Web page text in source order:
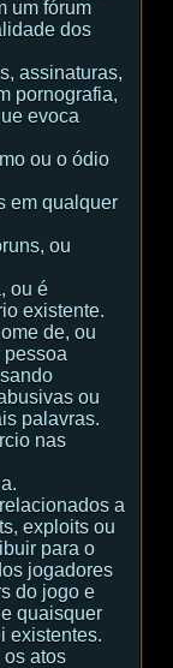
um fórum
dos
assinaturas,
pornografia,
evoca
ou o ódio
em qualquer
ou
ou é
existente.
de, ou
pessoa
ou
palavras.
nas
a
exploits ou
para o
jogadores
do jogo e
quaisquer
existentes.
atos